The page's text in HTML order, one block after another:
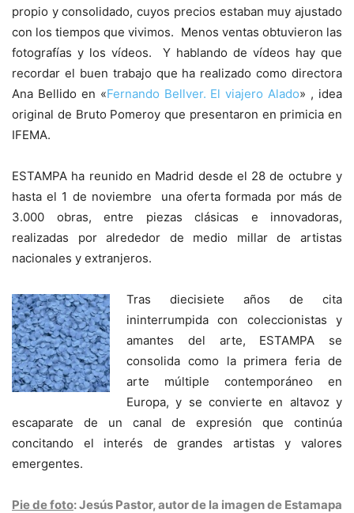
propio y consolidado, cuyos precios estaban muy ajustado
con los tiempos que vivimos. Menos ventas obtuvieron las
fotografías y los vídeos. Y hablando de vídeos hay que
recordar el buen trabajo que ha realizado como directora
Ana Bellido en «Fernando Bellver. El viajero Alado» , idea
original de Bruto Pomeroy que presentaron en primicia en
IFEMA.
ESTAMPA ha reunido en Madrid desde el 28 de octubre y
hasta el 1 de noviembre una oferta formada por más de
3.000 obras, entre piezas clásicas e innovadoras,
realizadas por alrededor de medio millar de artistas
nacionales y extranjeros.
Tras diecisiete años de cita
ininterrumpida con coleccionistas y
amantes del arte, ESTAMPA se
consolida como la primera feria de
arte múltiple contemporáneo en
Europa, y se convierte en altavoz y
escaparate de un canal de expresión que continúa
concitando el interés de grandes artistas y valores
emergentes.
Pie de foto: Jesús Pastor, autor de la imagen de Estamapa